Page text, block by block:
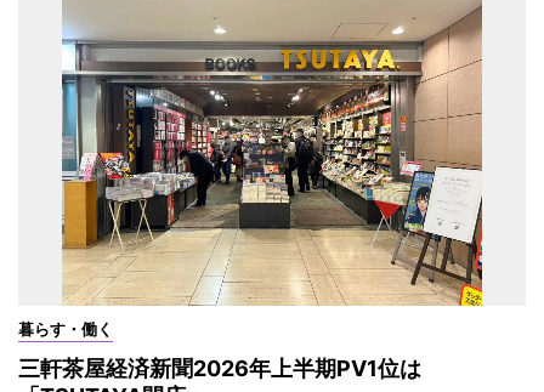
暮らす・働く
三軒茶屋経済新聞2026年上半期PV1位は